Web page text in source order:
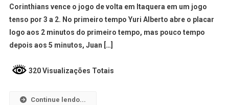
Corinthians vence o jogo de volta em Itaquera em um jogo
tenso por 3 a 2. No primeiro tempo Yuri Alberto abre o placar
logo aos 2 minutos do primeiro tempo, mas pouco tempo
depois aos 5 minutos, Juan […]
320 Visualizações Totais
Continue lendo...